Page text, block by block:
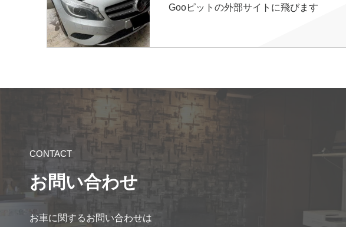
Gooピットの外部サイトに飛びます
CONTACT
お問い合わせ
お車に関するお問い合わせは